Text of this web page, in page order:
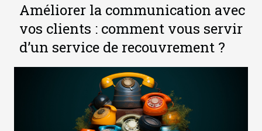
Améliorer la communication avec
vos clients : comment vous servir
d’un service de recouvrement ?